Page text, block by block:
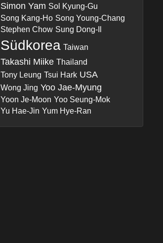
Simon Yam Sol Kyung-Gu
Song Kang-Ho Song Young-Chang
Stephen Chow Sung Dong-Il
Südkorea Taiwan
Takashi Miike Thailand
Tony Leung Tsui Hark USA
Wong Jing Yoo Jae-Myung
Yoon Je-Moon Yoo Seung-Mok
Yu Hae-Jin Yum Hye-Ran